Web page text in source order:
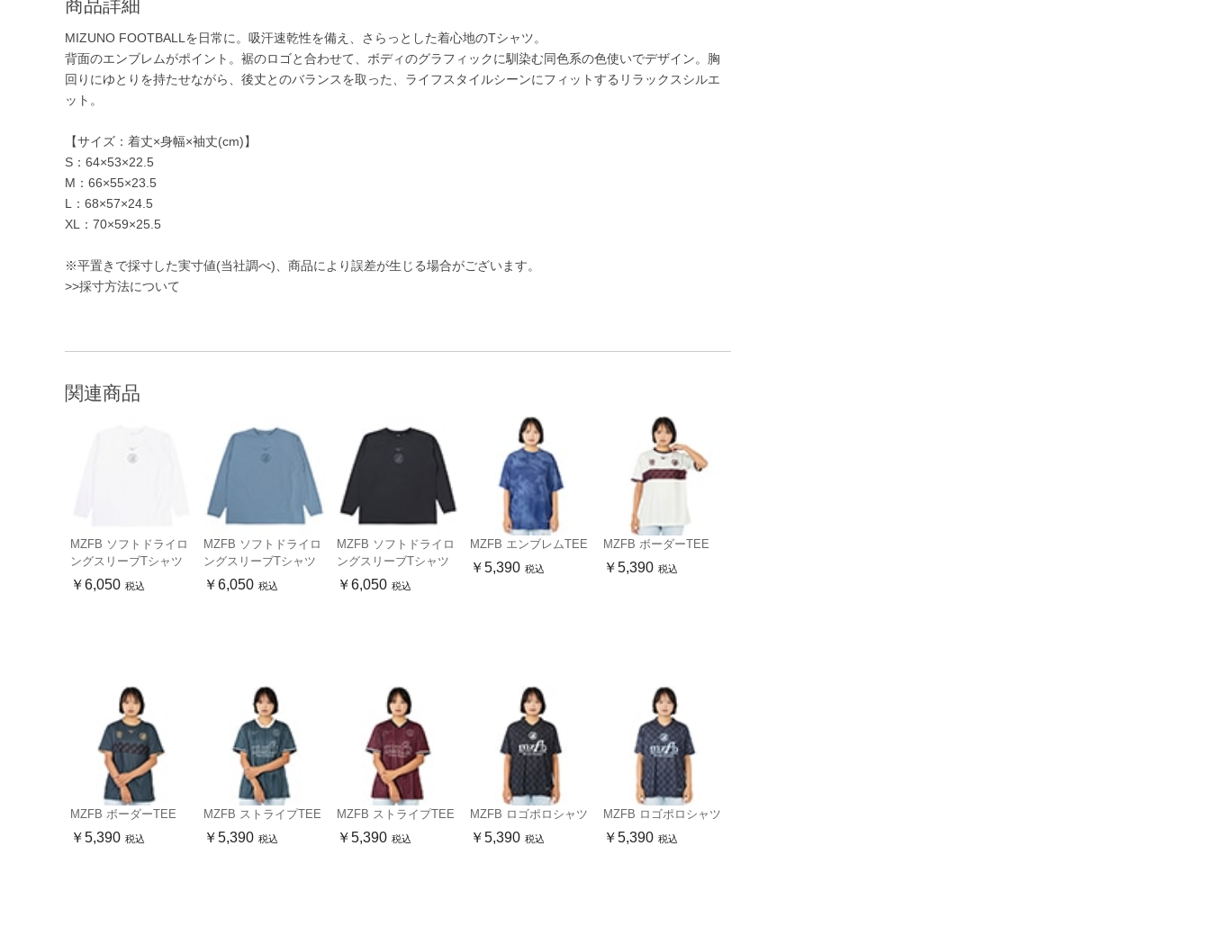
商品詳細
MIZUNO FOOTBALLを日常に。吸汗速乾性を備え、さらっとした着心地のTシャツ。
背面のエンブレムがポイント。裾のロゴと合わせて、ボディのグラフィックに馴染む同色系の色使いでデザイン。胸
回りにゆとりを持たせながら、後丈とのバランスを取った、ライフスタイルシーンにフィットするリラックスシルエ
ット。
【サイズ：着丈×身幅×袖丈(cm)】
S：64×53×22.5
M：66×55×23.5
L：68×57×24.5
XL：70×59×25.5
※平置きで採寸した実寸値(当社調べ)、商品により誤差が生じる場合がございます。
>>採寸方法について
関連商品
MZFB ソフトドライロ
ングスリーブTシャツ
￥6,050 税込
MZFB ソフトドライロ
ングスリーブTシャツ
￥6,050 税込
MZFB ソフトドライロ
ングスリーブTシャツ
￥6,050 税込
MZFB エンブレムTEE
￥5,390 税込
MZFB ボーダーTEE
￥5,390 税込
MZFB ボーダーTEE
￥5,390 税込
MZFB ストライプTEE
￥5,390 税込
MZFB ストライプTEE
￥5,390 税込
MZFB ロゴポロシャツ
￥5,390 税込
MZFB ロゴポロシャツ
￥5,390 税込